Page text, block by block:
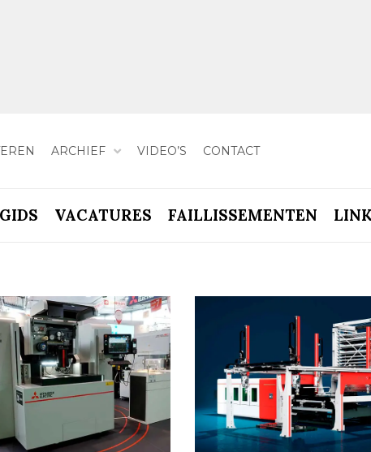
ARCHIEF VIDEO’S CONTACT
VACATURES FAILLISSEMENTEN